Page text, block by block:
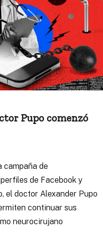
Pupo comenzó
campaña de
de Facebook y
el doctor Alexander Pupo
continuar sus
neurocirujano